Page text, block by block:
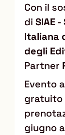
Con il
di SIAE
Italiana
degli
Partner
Evento
gratuito
giugno